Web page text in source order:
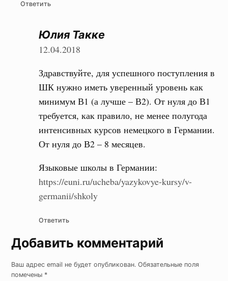
Ответить
Юлия Такке
12.04.2018
Здравствуйте, для успешного поступления в
ШК нужно иметь уверенный уровень как
минимум В1 (а лучше – В2). От нуля до В1
требуется, как правило, не менее полугода
интенсивных курсов немецкого в Германии.
От нуля до В2 – 8 месяцев.
Языковые школы в Германии:
https://euni.ru/ucheba/yazykovye-kursy/v-
germanii/shkoly
Ответить
Добавить комментарий
Ваш адрес email не будет опубликован. Обязательные поля
помечены *